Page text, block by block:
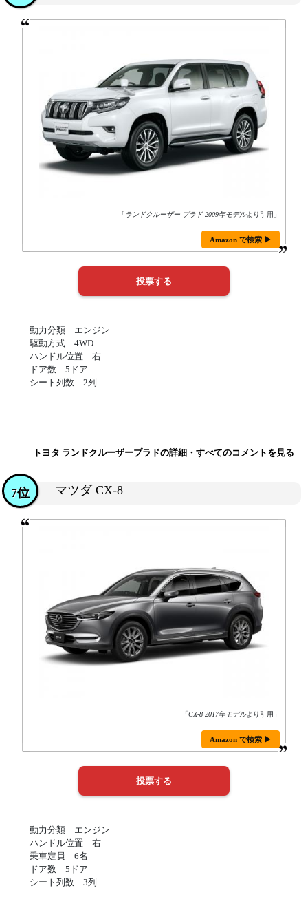
「 ランドクルーザー プラド 2009年モデルより引用」
Amazon で検索 ▶
動力分類 エンジン
駆動方式 4WD
ハンドル位置 右
ドア数 5ドア
シート列数 2列
トヨタ ランドクルーザープラドの詳細・すべてのコメントを見る
マツダ CX-8
7位
「CX-8 2017年モデルより引用」
Amazon で検索 ▶
動力分類 エンジン
ハンドル位置 右
乗車定員 6名
ドア数 5ドア
シート列数 3列